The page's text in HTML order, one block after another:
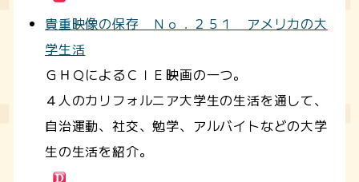
貴重映像の保存 Ｎｏ．２５１ アメリカの大
学生活
ＧＨＱによるＣＩＥ映画の一つ。
４人のカリフォルニア大学生の生活を通して、
自治運動、社交、勉学、アルバイトなどの大学
生の生活を紹介。